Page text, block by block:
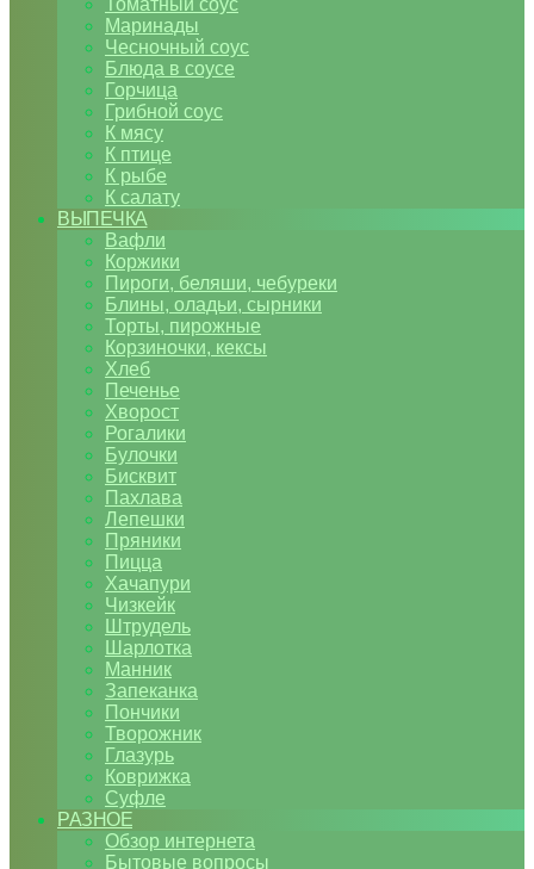
Томатный соус
Маринады
Чесночный соус
Блюда в соусе
Горчица
Грибной соус
К мясу
К птице
К рыбе
К салату
ВЫПЕЧКА
Вафли
Коржики
Пироги, беляши, чебуреки
Блины, оладьи, сырники
Торты, пирожные
Корзиночки, кексы
Хлеб
Печенье
Хворост
Рогалики
Булочки
Бисквит
Пахлава
Лепешки
Пряники
Пицца
Хачапури
Чизкейк
Штрудель
Шарлотка
Манник
Запеканка
Пончики
Творожник
Глазурь
Коврижка
Суфле
РАЗНОЕ
Обзор интернета
Бытовые вопросы